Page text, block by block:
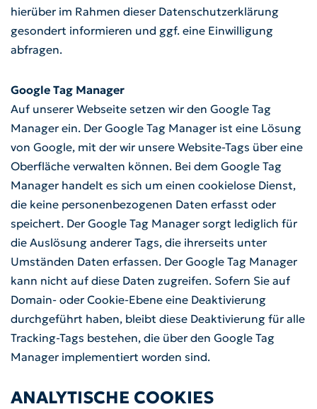
hierüber im Rahmen dieser Datenschutzerklärung
gesondert informieren und ggf. eine Einwilligung
abfragen.
Google Tag Manager
Auf unserer Webseite setzen wir den Google Tag
Manager ein. Der Google Tag Manager ist eine Lösung
von Google, mit der wir unsere Website-Tags über eine
Oberfläche verwalten können. Bei dem Google Tag
Manager handelt es sich um einen cookielose Dienst,
die keine personenbezogenen Daten erfasst oder
speichert. Der Google Tag Manager sorgt lediglich für
die Auslösung anderer Tags, die ihrerseits unter
Umständen Daten erfassen. Der Google Tag Manager
kann nicht auf diese Daten zugreifen. Sofern Sie auf
Domain- oder Cookie-Ebene eine Deaktivierung
durchgeführt haben, bleibt diese Deaktivierung für alle
Tracking-Tags bestehen, die über den Google Tag
Manager implementiert worden sind.
ANALYTISCHE COOKIES